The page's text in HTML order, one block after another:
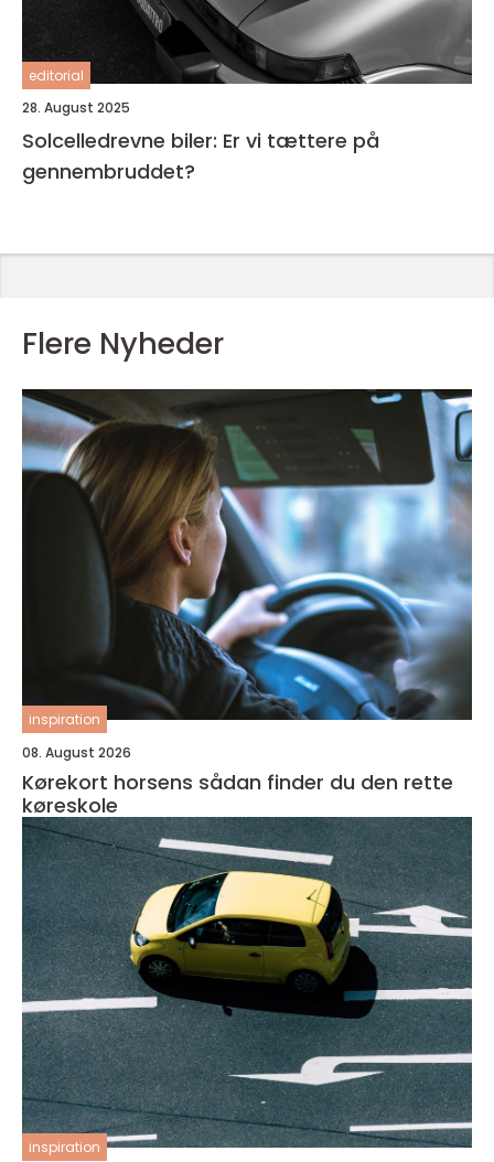
editorial
28. August 2025
Solcelledrevne biler: Er vi tættere på
gennembruddet?
Flere Nyheder
inspiration
08. August 2026
Kørekort horsens sådan finder du den rette
køreskole
inspiration